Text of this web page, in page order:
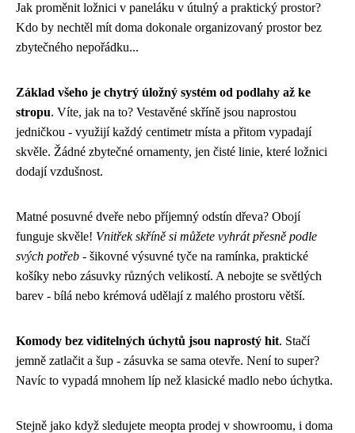
Jak proměnit ložnici v paneláku v útulný a praktický prostor?
Kdo by nechtěl mít doma dokonale organizovaný prostor bez
zbytečného nepořádku...
Základ všeho je chytrý úložný systém od podlahy až ke
stropu. Víte, jak na to? Vestavěné skříně jsou naprostou
jedničkou - využijí každý centimetr místa a přitom vypadají
skvěle. Žádné zbytečné ornamenty, jen čisté linie, které ložnici
dodají vzdušnost.
Matné posuvné dveře nebo příjemný odstín dřeva? Obojí
funguje skvěle! Vnitřek skříně si můžete vyhrát přesně podle
svých potřeb - šikovné výsuvné tyče na ramínka, praktické
košíky nebo zásuvky různých velikostí. A nebojte se světlých
barev - bílá nebo krémová udělají z malého prostoru větší.
Komody bez viditelných úchytů jsou naprostý hit. Stačí
jemně zatlačit a šup - zásuvka se sama otevře. Není to super?
Navíc to vypadá mnohem líp než klasické madlo nebo úchytka.
Stejně jako když sledujete meopta prodej v showroomu, i doma